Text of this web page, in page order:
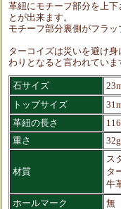
革紐にモチーフ部分を上
とが出来ます。
モチーフ部分裏側がフラ
ターコイズは災いを避け
わりとなると言われていま
石サイズ
トップサイズ
革紐の長さ
重さ
32g
材質
ス
タ
牛
ホールマーク
無